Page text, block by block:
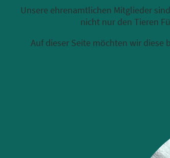
Unsere ehrenamtlichen Mitglieder
nicht nur den Tieren
Auf dieser Seite möchten wir diese